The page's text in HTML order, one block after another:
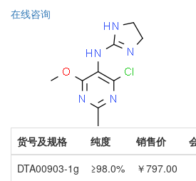
在线咨询
货号及规格 纯度 销售价
DTA00903-1g
≥98.0% ￥797.00